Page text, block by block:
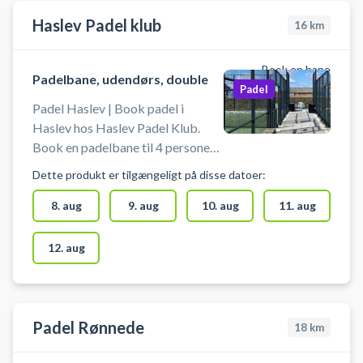
Næstved
Haslev Padel klub 16 km
Book en bane
Padelbane, udendørs, double
Padel Haslev | Book padel i
Haslev hos Haslev Padel Klub.
Book en padelbane til 4 personer
doublebane med højt til "loftet"
udendørs hos Haslev Padel Klub
beliggende på Grønlandsgade 3c,
4690 Haslev. Der er gratis
parkering ved Haslev Padel. Det
er mulige at låbe bat og bolde der
Padel
Dette produkt er tilgængeligt på disse datoer:
8. aug 9. aug 10. aug 11. aug
12. aug
Padel Rønnede 18 km